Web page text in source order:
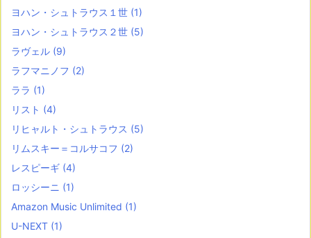
ヨハン・シュトラウス１世 (1)
ヨハン・シュトラウス２世 (5)
ラヴェル (9)
ラフマニノフ (2)
ララ (1)
リスト (4)
リヒャルト・シュトラウス (5)
リムスキー＝コルサコフ (2)
レスピーギ (4)
ロッシーニ (1)
Amazon Music Unlimited (1)
U-NEXT (1)